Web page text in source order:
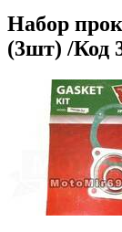
Набор
(3шт) /Код